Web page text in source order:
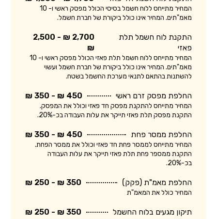
המחיר מתייחס ללוח חשמל בסיסי הכולל מפסק ראשי ו- 10
מאמ"תים. המחיר אינו כולל ביקורת של חברת חשמל.
התקנת לוח חשמל תלת
פאזי
2,700 ₪ - 2,500
₪
המחיר מתייחס ללוח חשמל תלת פאזי הכולל מפסק ראשי ו- 10
מאמ"תים. המחיר אינו כולל ביקורת של חברת חשמל ועשוי
להשתנות בהתאם לתנאי מערכת החשמל בשטח.
החלפת מפסק זרם ראשי 450 ₪ - 350 ₪
המחיר מתייחס להתקנת מפסק חד פאזי וכולל את המפסק.
התקנת מפסק תלת פאזי תייקר את עלות העבודה בכ-20%.
החלפת ממסר פחת 450 ₪ - 350 ₪
המחיר מתייחס לממסר פחת חד פאזי וכולל את ממסר הפחת.
התקנת ממספר פחת תלת פאזי תייקר את עלות העבודה
בכ-20%.
החלפת מאמ"ת (פקק) 350 ₪ - 250 ₪
המחיר כולל את המאמ"ת
תיקון מגעים בלוח החשמל 350 ₪ - 250 ₪